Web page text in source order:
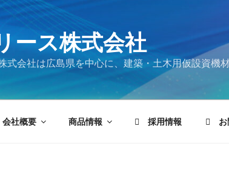
ース株式会社
式会社は広島県を中心に、建築・土木用仮設資機
会社概要 商品情報 採用情報 お